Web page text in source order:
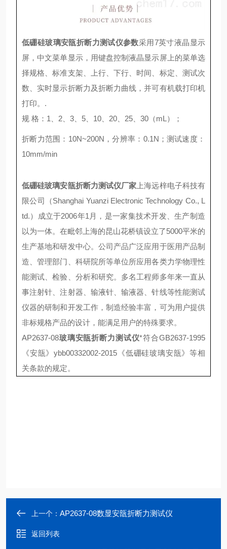
低硼硅玻璃安瓿折断力测试仪参数采用7英寸液晶显示
屏，中文菜单显示，用键盘控制液晶显示屏上的菜单选
择规格、标准支架、上行、下行、时间、标定、测试次
数、实时显示折断力及折断力曲线，并可有机载打印机
打印。.
规 格：1、2、3、5、10、20、25、30（mL）；
折断力范围：10N~200N，分辨率：0.1N；测试速度：
10mm/min
低硼硅玻璃安瓿折断力测试仪厂家 上海远梓电子科技有
限公司（Shanghai Yuanzi Electronic Technology Co., L
td.）成立于2006年1月，是一家集技术开发、生产制造
以为一体。在毗邻上海的昆山花桥镇设立了5000平米的
生产基地和研发中心。公司产品广泛应用于医用产品制
造、管理部门、科研院所等单位所应用各类力学物理性
能测试、检验、分析和研究。多名工程师多年来一直从
事注射针、注射器、输液针、输液器、针线等性能测试
仪器的研制和开发工作，制造经验丰富，可为用户提供
非标规格产品的设计，能满足用户的特殊要求。
AP2637-08玻璃安瓿折断力测试仪*符合GB2637-1995
《安瓿》ybb00332002-2015《低硼硅玻璃安瓿》等相
关条款的规定。
上一个： AP2637-08数显安瓿折断力测试仪
返回列表